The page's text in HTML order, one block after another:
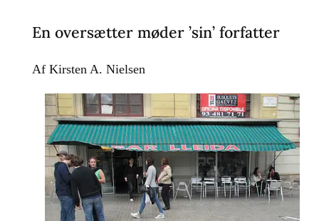
En oversætter møder ’sin’ forfatter
Af Kirsten A. Nielsen